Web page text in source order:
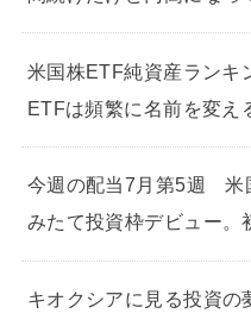
米国株ETF純資産ラン
ETFは頻繁に名前を変え
今週の配当7月第5週 米
みたて投資枠デビュー。
キオクシアに見る投資の